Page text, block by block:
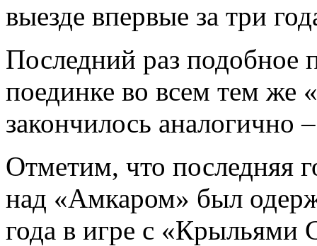
выезде впервые за три
Последний раз подобное
поединке во всем тем же
закончилось аналогично
Отметим, что последняя
над «Амкаром» был
года в игре с «Крыльями